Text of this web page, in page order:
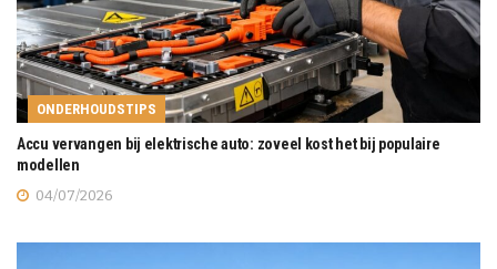
ONDERHOUDSTIPS
Accu vervangen bij elektrische auto: zoveel kost het bij populaire
modellen
04/07/2026